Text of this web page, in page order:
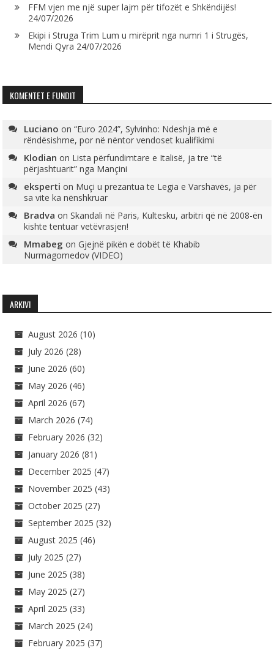
FFM vjen me një super lajm për tifozët e Shkëndijës!
24/07/2026
Ekipi i Struga Trim Lum u mirëprit nga numri 1 i Strugës,
Mendi Qyra 24/07/2026
KOMENTET E FUNDIT
Luciano on“Euro 2024”, Sylvinho: Ndeshja më e
rëndësishme, por në nëntor vendoset kualifikimi
Klodian on Lista përfundimtare e Italisë, ja tre “të
përjashtuarit” nga Mançini
eksperti on Muçi u prezantua te Legia e Varshavës, ja për
sa vite ka nënshkruar
Bradva onSkandali në Paris, Kultesku, arbitri që në 2008-ën
kishte tentuar vetëvrasjen!
Mmabeg onGjejnë pikën e dobët të Khabib
Nurmagomedov (VIDEO)
ARKIVI
August 2026 (10)
July 2026 (28)
June 2026 (60)
May 2026 (46)
April 2026 (67)
March 2026 (74)
February 2026 (32)
January 2026 (81)
December 2025 (47)
November 2025 (43)
October 2025 (27)
September 2025 (32)
August 2025 (46)
July 2025 (27)
June 2025 (38)
May 2025 (27)
April 2025 (33)
March 2025 (24)
February 2025 (37)